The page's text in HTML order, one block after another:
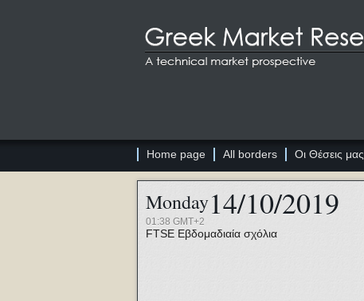
Home page All borders Οι Θέσεις μας
Monday14/10/2019
01:38 GMT+2
FTSE Εβδομαδιαία σχόλια